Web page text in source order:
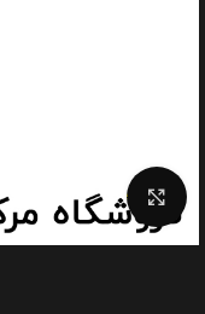
Click to enlarge